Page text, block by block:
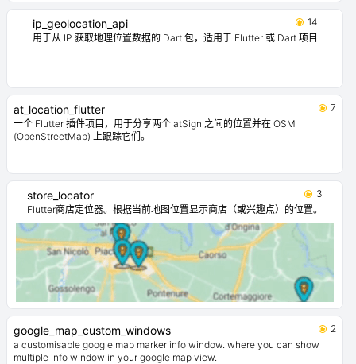
ip_geolocation_api
14
用于从 IP 获取地理位置数据的 Dart 包，适用于 Flutter 或 Dart 项目
at_location_flutter
7
一个 Flutter 插件项目，用于分享两个 atSign 之间的位置并在 OSM
(OpenStreetMap) 上跟踪它们。
store_locator
3
Flutter商店定位器。根据当前地图位置显示商店（或兴趣点）的位置。
google_map_custom_windows
2
a customisable google map marker info window. where you can show
multiple info window in your google map view.